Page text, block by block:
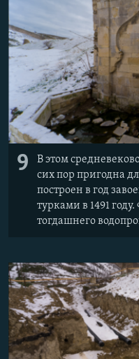
9
В этом
сих пор пригодна
построен в год
турками в 1491
тогдашнего